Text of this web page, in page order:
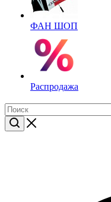
ФАН ШОП
Распродажа